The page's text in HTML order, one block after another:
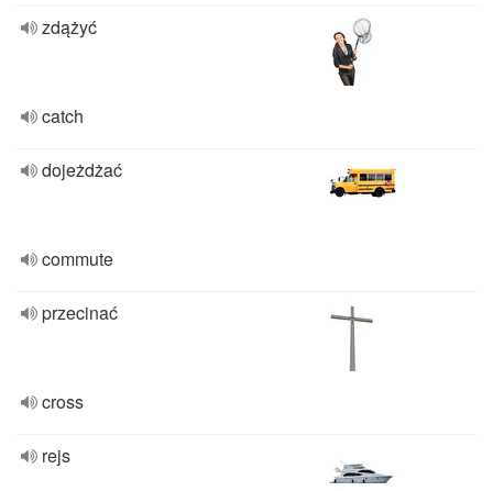
zdążyć
catch
dojeżdżać
commute
przecinać
cross
rejs